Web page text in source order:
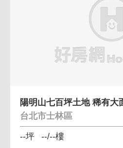
台北市士林區
--坪 --/--樓